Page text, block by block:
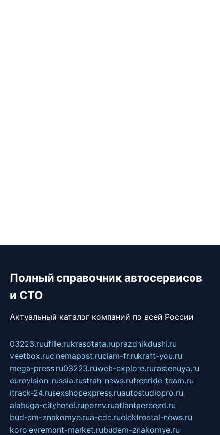
Полный справочник автосервисов
и СТО
Актуальный каталог компаний по всей России
03223.ruufille.rukrasotata.ruprazdnikdushi.ru
veetbox.rucinemapost.ruciam-fr.rukraft-you.ru
mega-press.ru03223.ruweb-explore.rurastenuya.ru
eurovision-russia.rustrah-news.rufreeride-team.ru
itrack-24.rusexshopexpress.ruautostudiopro.ru
alabuga-cityhotel.rupornv.ruatlantpereezd.ru
bud-em-znakomye.rua-cdc.ruelektrostal-news.ru
korolevremont-market.rubudem-znakomye.ru